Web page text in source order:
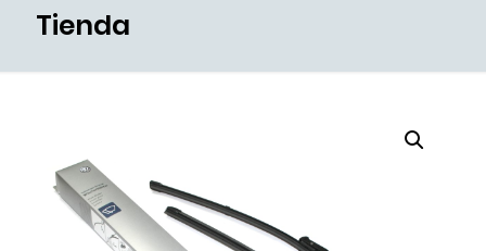
Tienda